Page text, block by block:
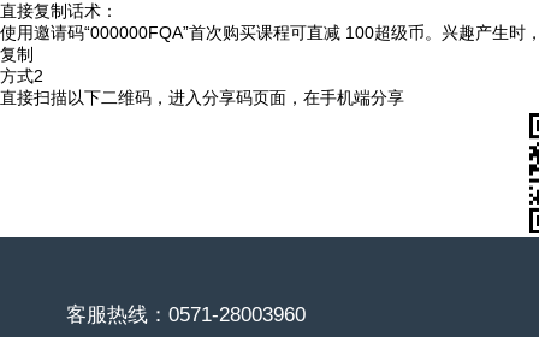
直接复制话术：
使用邀请码“000000FQA”首次购买课程可直减 100超级币。兴趣产生时
复制
方式2
直接扫描以下二维码，进入分享码页面，在手机端分享
客服热线：0571-28003960